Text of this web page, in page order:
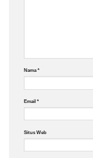
Nama*
Email *
Situs Web